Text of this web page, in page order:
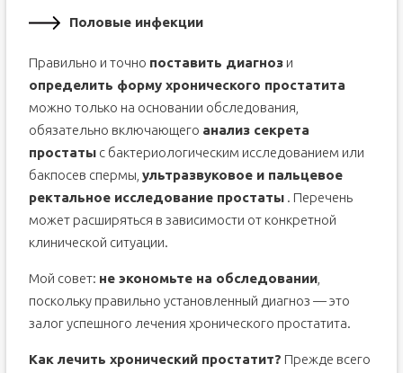
Половые инфекции
Правильно и точно поставить диагнози
определить форму хронического простатита
можно только на основании обследования,
обязательно включающего анализ секрета
простатыс бактериологическим исследованием или
бакпосев спермы, ультразвуковое и пальцевое
ректальное исследование простаты. Перечень
может расширяться в зависимости от конкретной
клинической ситуации.
Мой совет: не экономьте на обследовании,
поскольку правильно установленный диагноз — это
залог успешного лечения хронического простатита.
Как лечить хронический простатит? Прежде всего